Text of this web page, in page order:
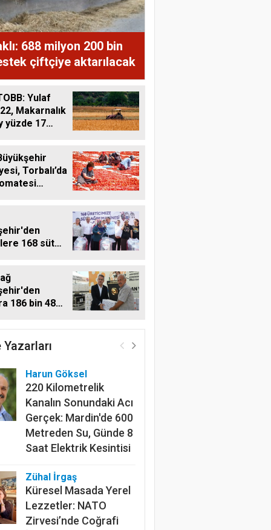
688 milyon 200 bin
çiftçiye aktarılacak
Yulaf
Makarnalık
yüzde 17
Torbalı’da
168 süt
186 bin 480
Yazarları
Kanalın Sonundaki Acı
Metreden Su, Günde 8
Saat Elektrik Kesintisi
Zühal İrgaş
Küresel Masada Yerel
Lezzetler: NATO
Zirvesi’nde Coğrafi
İşaret Diplomasisi
Gazi Kutlu
Doğu Karadeniz’in